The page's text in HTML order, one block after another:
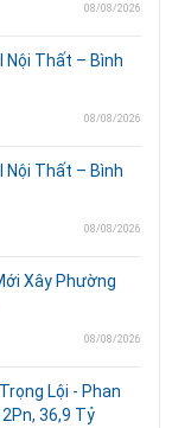
08/08/2026
Nội Thất – Bình
08/08/2026
Nội Thất – Bình
08/08/2026
Xây Phường
08/08/2026
Lội - Phan
36,9 Tỷ